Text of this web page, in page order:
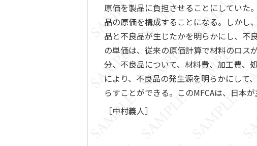
原価を製品に負担させることにしていた
品の原価を構成することになる。しかし
品と不良品が生じたかを明らかにし、不
の単価は、従来の原価計算で材料のロス
分、不良品について、材料費、加工費、
により、不良品の発生源を明らかにして
らすことができる。このMFCAは、日本
［中村義人］